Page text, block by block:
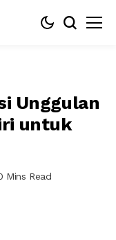
Unggulan
untuk
Mins Read